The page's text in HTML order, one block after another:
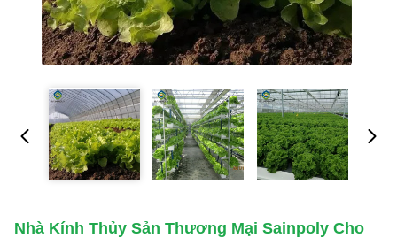
Nhà Kính Thủy Sản Thương Mại Sainpoly Cho